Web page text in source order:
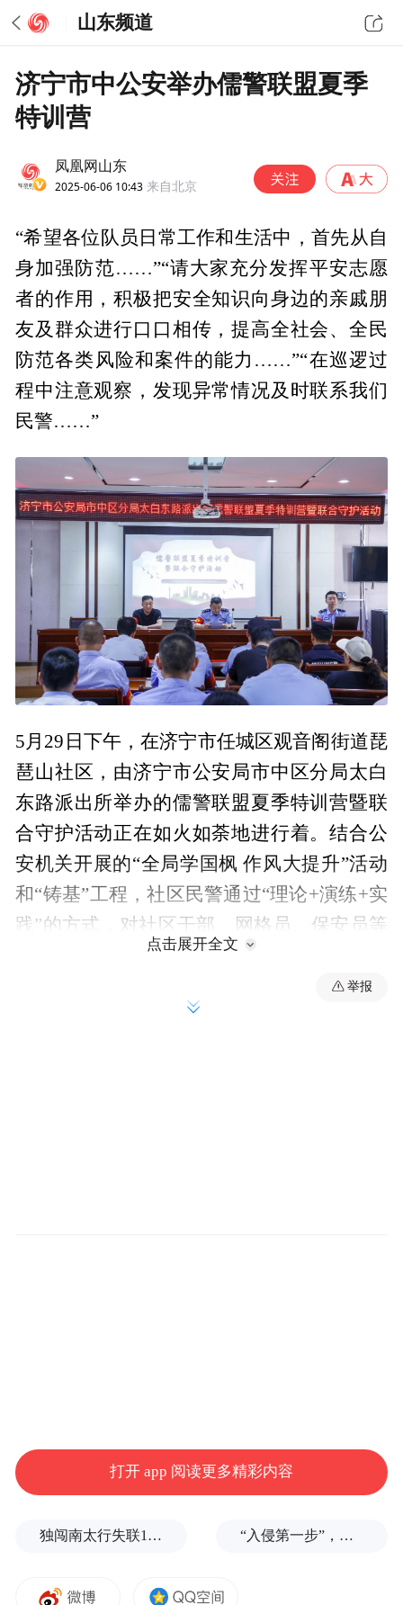
山东频道
济宁市中公安举办儒警联盟夏季
特训营
凤凰网山东
2025-06-06 10:43 来自北京
“希望各位队员日常工作和生活中，首先从自
身加强防范……”“请大家充分发挥平安志愿
者的作用，积极把安全知识向身边的亲戚朋
友及群众进行口口相传，提高全社会、全民
防范各类风险和案件的能力……”“在巡逻过
程中注意观察，发现异常情况及时联系我们
民警……”
5月29日下午，在济宁市任城区观音阁街道琵
琶山社区，由济宁市公安局市中区分局太白
东路派出所举办的儒警联盟夏季特训营暨联
合守护活动正在如火如荼地进行着。结合公
安机关开展的“全局学国枫 作风大提升”活动
和“铸基”工程，社区民警通过“理论+演练+实
践”的方式，对社区干部、网格员、保安员等
群防群治队员进行集中培训，全面践行新时
代“枫桥经验”，切实提升儒警联盟队伍参与
社会治理的能力水平，为夏季平安建设注入
在琵琶山社区会议室举行的讲座上，民警简
点击展开全文
举报
打开 app 阅读更多精彩内容
独闯南太行失联14天的女子已确认遇难，遗体在悬崖被找到 “入侵第一步”，与特朗普关系密切美企被曝强闯格陵兰岛